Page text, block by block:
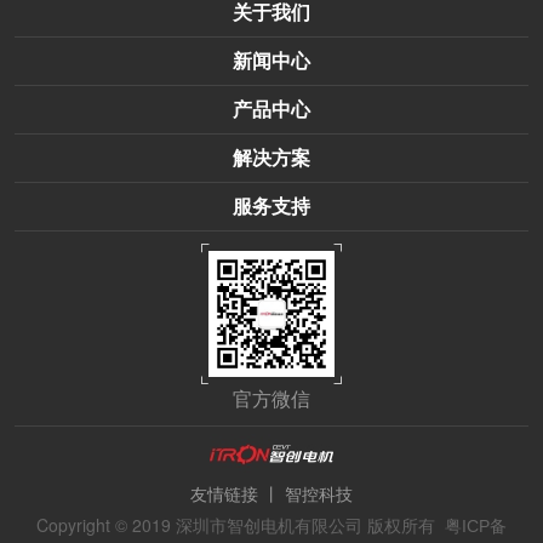
关于我们
新闻中心
产品中心
解决方案
服务支持
官方微信
友情链接 丨 智控科技
Copyright © 2019 深圳市智创电机有限公司 版权所有
粤ICP备